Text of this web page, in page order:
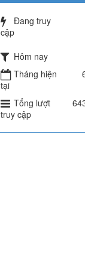
Đang truy
cập
Hôm nay
Tháng hiện
tại
Tổng lượt
truy cập